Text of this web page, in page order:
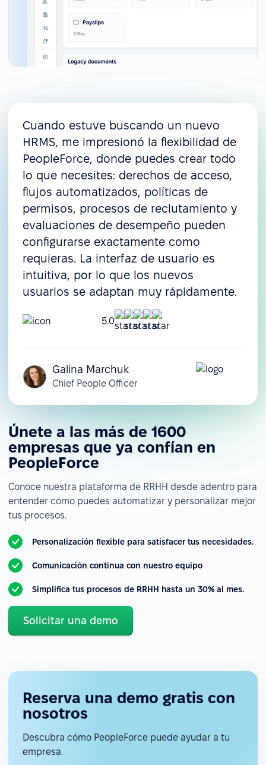
Cuando estuve buscando un nuevo
HRMS, me impresionó la flexibilidad de
PeopleForce, donde puedes crear todo
lo que necesites: derechos de acceso,
flujos automatizados, políticas de
permisos, procesos de reclutamiento y
evaluaciones de desempeño pueden
configurarse exactamente como
requieras. La interfaz de usuario es
intuitiva, por lo que los nuevos
usuarios se adaptan muy rápidamente.
5.0
Galina Marchuk
Chief People Officer
Únete a las más de 1600
empresas que ya confían en
PeopleForce
Conoce nuestra plataforma de RRHH desde adentro para
entender cómo puedes automatizar y personalizar mejor
tus procesos.
Personalización flexible para satisfacer tus necesidades.
Comunicación continua con nuestro equipo
Simplifica tus procesos de RRHH hasta un 30% al mes.
Solicitar una demo
Reserva una demo gratis con
nosotros
Descubra cómo PeopleForce puede ayudar a tu
empresa.